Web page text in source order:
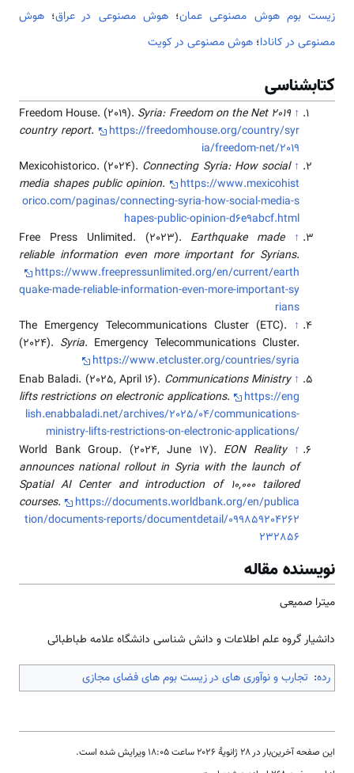
زیست بوم هوش مصنوعی عمان؛هوش مصنوعی در عراق؛ هوش
مصنوعی در کانادا؛ هوش مصنوعی در کویت
کتابشناسی
↑
Freedom House. (2019). Syria: Freedom on the Net 2019
country report.
https://freedomhouse.org/country/syr
ia/freedom-net/2019
↑
Mexicohistorico. (2024). Connecting Syria: How social
media shapes public opinion.
https://www.mexicohist
orico.com/paginas/connecting-syria-how-social-media-s
hapes-public-opinion-d6e9abcf.html
↑
Free Press Unlimited. (2023). Earthquake made
reliable information even more important for Syrians.
https://www.freepressunlimited.org/en/current/earth
quake-made-reliable-information-even-more-important-sy
rians
↑
The Emergency Telecommunications Cluster (ETC).
(2024). Syria. Emergency Telecommunications Cluster.
https://www.etcluster.org/countries/syria
↑
Enab Baladi. (2025, April 16). Communications Ministry
lifts restrictions on electronic applications.
https://eng
lish.enabbaladi.net/archives/2025/04/communications-
ministry-lifts-restrictions-on-electronic-applications/
↑
World Bank Group. (2024, June 17). EON Reality
announces national rollout in Syria with the launch of
Spatial AI Center and introduction of 10,000 tailored
courses.
https://documents.worldbank.org/en/publica
tion/documents-reports/documentdetail/099859204262
232856
نویسنده مقاله
میترا صمیعی
دانشیار گروه علم اطلاعات و دانش شناسی دانشگاه علامه طباطبائی
رده: تجارب و نوآوری های در زیست بوم های فضای مجازی
این صفحه آخرین‌بار در ‏۲۸ ژانویهٔ ۲۰۲۶ ساعت ‏۱۸:۰۵ ویرایش شده است.